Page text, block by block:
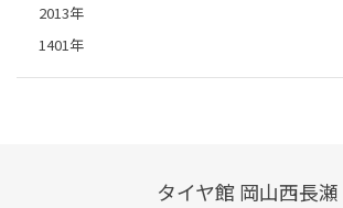
2013年
1401年
タイヤ館 岡山西長瀬